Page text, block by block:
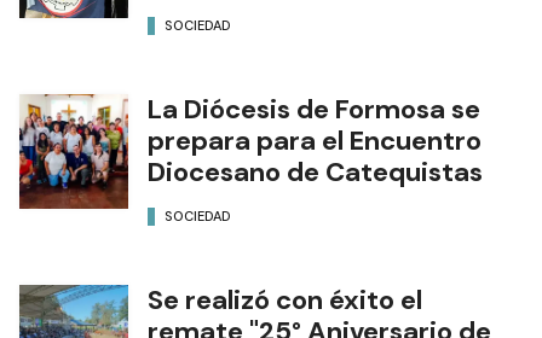
SOCIEDAD
La Diócesis de Formosa se
prepara para el Encuentro
Diocesano de Catequistas
SOCIEDAD
Se realizó con éxito el